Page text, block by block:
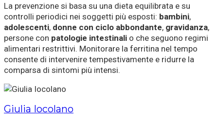
La prevenzione si basa su una dieta equilibrata e su
controlli periodici nei soggetti più esposti: bambini,
adolescenti, donne con ciclo abbondante, gravidanza,
persone con patologie intestinali o che seguono regimi
alimentari restrittivi. Monitorare la ferritina nel tempo
consente di intervenire tempestivamente e ridurre la
comparsa di sintomi più intensi.
Giulia Iocolano